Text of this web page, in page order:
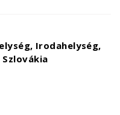
Irodahelység,